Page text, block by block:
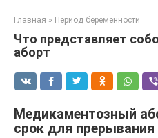
Главная » Период беременности
Что представляет
аборт
Медикаментозный
срок для прерывания